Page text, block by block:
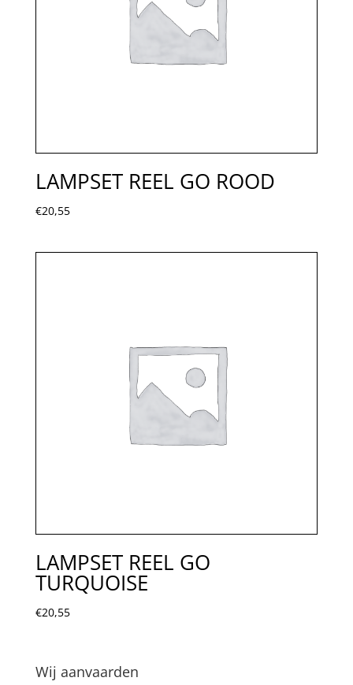
LAMPSET REEL GO ROOD
€20,55
LAMPSET REEL GO
TURQUOISE
€20,55
Wij aanvaarden